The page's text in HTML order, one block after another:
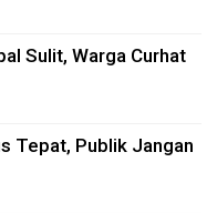
Sulit, Warga Curhat
Tepat, Publik Jangan